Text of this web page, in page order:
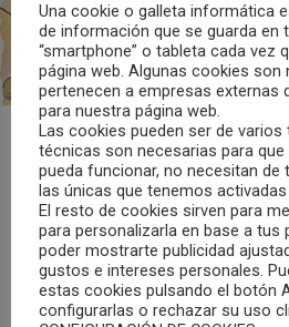
Editada por Greenpeace, esta
medidas que puedes tomar ya
ola de calor, y otras que puedes
ayuntamiento para que tu
Pulsar aquí para acceder a la guía.
Una cookie o galleta informática
de información que se guarda en
“smartphone” o tableta cada vez
página web. Algunas cookies son
pertenecen a empresas externas
para nuestra página web.
Las cookies pueden ser de
técnicas son necesarias para que
pueda funcionar, no necesitan de
las únicas que tenemos
El resto de cookies sirven para
para personalizarla en base a tus
poder mostrarte publicidad
gustos e intereses personales.
estas cookies pulsando el botón
configurarlas o rechazar su uso